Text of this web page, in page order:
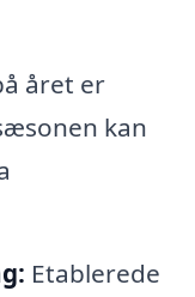
året er
kan
Etablerede